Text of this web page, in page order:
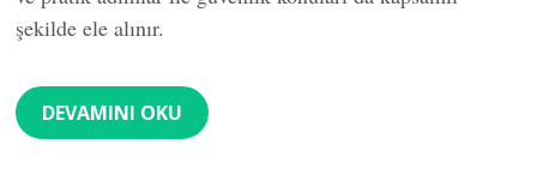
şekilde ele alınır.
DEVAMINI OKU